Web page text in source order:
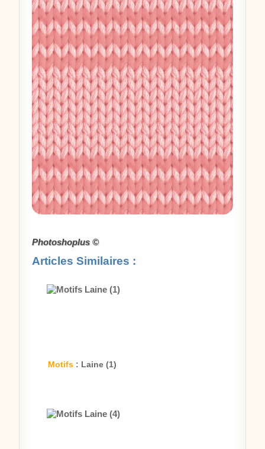
Photoshoplus ©
Articles Similaires :
Motifs : Laine (1)